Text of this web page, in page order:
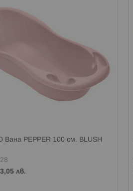
Вана PEPPER 100 см. BLUSH
лв.